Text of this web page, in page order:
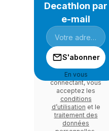
Decathlon par
e-mail
S'abonner
En vous
connectant, vous
acceptez les
conditions
d’utilisation et le
traitement des
données